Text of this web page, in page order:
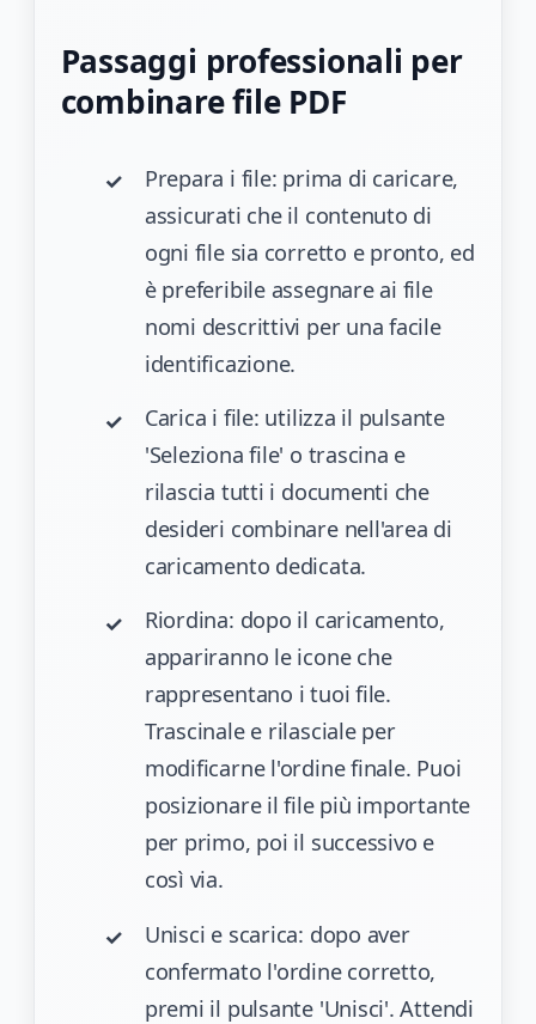
Passaggi professionali per
combinare file PDF
Prepara i file: prima di caricare,
assicurati che il contenuto di
ogni file sia corretto e pronto, ed
è preferibile assegnare ai file
nomi descrittivi per una facile
identificazione.
Carica i file: utilizza il pulsante
'Seleziona file' o trascina e
rilascia tutti i documenti che
desideri combinare nell'area di
caricamento dedicata.
Riordina: dopo il caricamento,
appariranno le icone che
rappresentano i tuoi file.
Trascinale e rilasciale per
modificarne l'ordine finale. Puoi
posizionare il file più importante
per primo, poi il successivo e
così via.
Unisci e scarica: dopo aver
confermato l'ordine corretto,
premi il pulsante 'Unisci'. Attendi